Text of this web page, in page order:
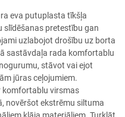
eva putuplasta tīkšļa
slīdēšanas pretestību gan
uzlabojot drošību uz borta
sastāvdaļa rada komfortablu
stāvot vai ejot
jūras ceļojumiem.
komfortablu virsmas
novēršot ekstrēmu siltuma